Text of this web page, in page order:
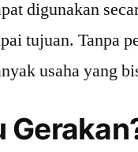
digunakan
tujuan. Tanpa
usaha yang